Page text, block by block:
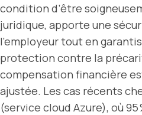
condition d’être
juridique, apporte une
l’employeur tout en
protection contre la
compensation financière
ajustée. Les cas récents
(service cloud Azure), où